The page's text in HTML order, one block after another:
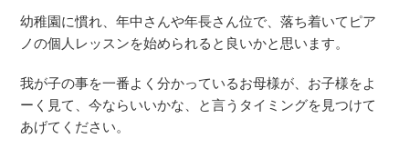
幼稚園に慣れ、年中さんや年長さん位で、落ち着いてピア
ノの個人レッスンを始められると良いかと思います。
我が子の事を一番よく分かっているお母様が、お子様をよ
ーく見て、今ならいいかな、と言うタイミングを見つけて
あげてください。